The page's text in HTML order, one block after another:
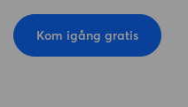
Kom igång gratis